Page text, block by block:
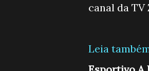
canal da TV
Leia